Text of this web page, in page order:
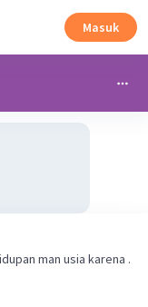
Masuk
man usia karena .